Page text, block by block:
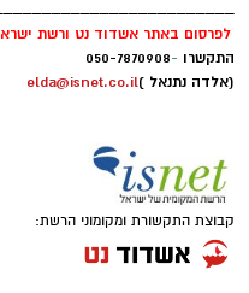
לפרסום באתר אשדוד נט ורשת
התקשרו -
050-7870908
(אלדה נתנאל )elda@isnet.co.il
קבוצת התקשורת ומקומוני הרשת: